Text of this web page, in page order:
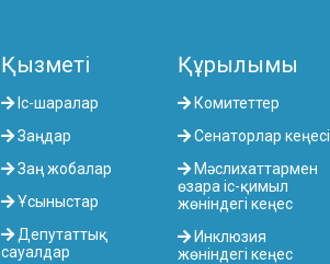
Қызметі
Іс-шаралар
Заңдар
Заң жобалар
Ұсыныстар
Депутаттық
сауалдар
Құрылымы
Комитеттер
Сенаторлар кеңесі
Мәслихаттармен
өзара іс-қимыл
жөніндегі кеңес
Инклюзия
жөніндегі кеңес